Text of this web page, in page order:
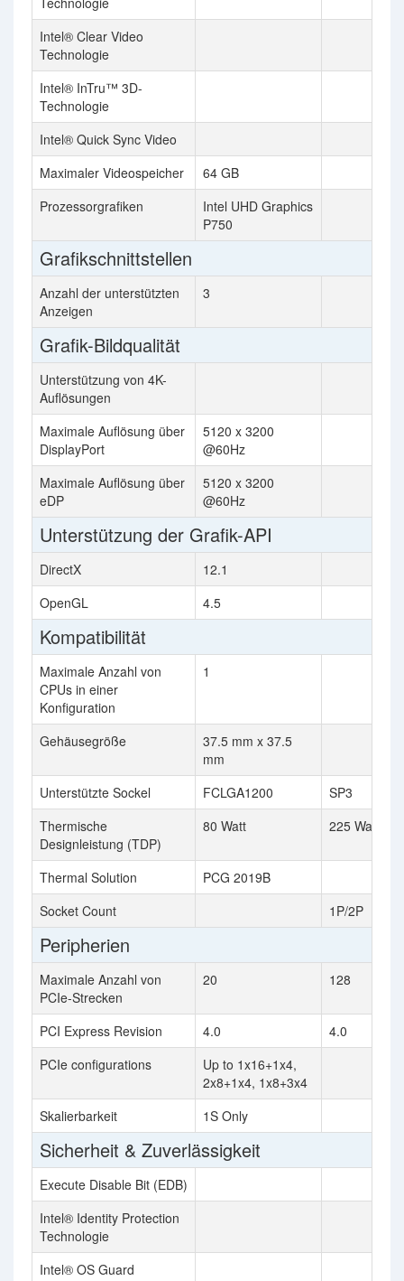
Intel® Clear Video
Technologie
Intel® InTru™ 3D-
Technologie
Intel® Quick Sync Video
Maximaler Videospeicher
64 GB
Prozessorgrafiken
Intel UHD Graphics
P750
Grafikschnittstellen
Anzahl der unterstützten
Anzeigen
3
Grafik-Bildqualität
Unterstützung von 4K-
Auflösungen
Maximale Auflösung über
DisplayPort
5120 x 3200
@60Hz
Maximale Auflösung über
eDP
5120 x 3200
@60Hz
Unterstützung der Grafik-API
DirectX
12.1
OpenGL
4.5
Kompatibilität
Maximale Anzahl von
CPUs in einer
Konfiguration
1
Gehäusegröße
37.5 mm x 37.5
mm
Unterstützte Sockel
FCLGA1200
SP3
Thermische
Designleistung (TDP)
80 Watt 225 Watt
Thermal Solution
PCG 2019B
Socket Count
1P/2P
Peripherien
Maximale Anzahl von
PCIe-Strecken
20 128
PCI Express Revision 4.0
4.0
PCIe configurations
Up to 1x16+1x4,
2x8+1x4, 1x8+3x4
Skalierbarkeit
1S Only
Sicherheit & Zuverlässigkeit
Execute Disable Bit (EDB)
Intel® Identity Protection
Technologie
Intel® OS Guard